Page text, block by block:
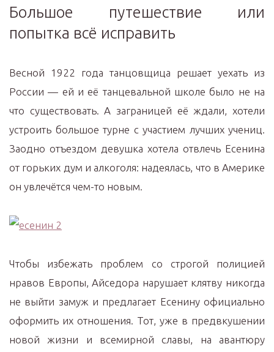
Большое путешествие или
попытка всё исправить
Весной 1922 года танцовщица решает уехать из
России — ей и её танцевальной школе было не на
что существовать. А заграницей её ждали, хотели
устроить большое турне с участием лучших учениц.
Заодно отъездом девушка хотела отвлечь Есенина
от горьких дум и алкоголя: надеялась, что в Америке
он увлечётся чем-то новым.
Чтобы избежать проблем со строгой полицией
нравов Европы, Айседора нарушает клятву никогда
не выйти замуж и предлагает Есенину официально
оформить их отношения. Тот, уже в предвкушении
новой жизни и всемирной славы, на авантюру